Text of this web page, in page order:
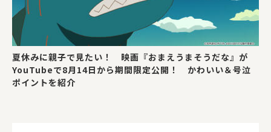
夏休みに親子で見たい！ 映画『おまえうまそうだな』が
YouTubeで8月14日から期間限定公開！ かわいい＆号泣
ポイントを紹介